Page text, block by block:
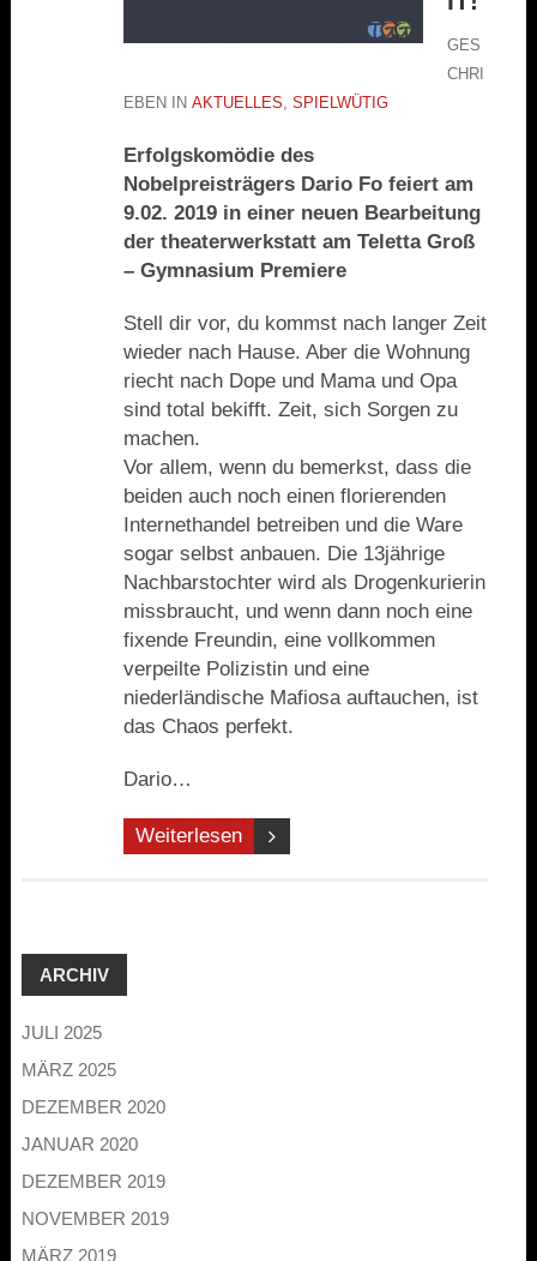
GES
CHRI
EBEN IN AKTUELLES, SPIELWÜTIG
Erfolgskomödie des
Nobelpreisträgers Dario Fo feiert am
9.02. 2019 in einer neuen Bearbeitung
der theaterwerkstatt am Teletta Groß
– Gymnasium Premiere
Stell dir vor, du kommst nach langer Zeit
wieder nach Hause. Aber die Wohnung
riecht nach Dope und Mama und Opa
sind total bekifft. Zeit, sich Sorgen zu
machen.
Vor allem, wenn du bemerkst, dass die
beiden auch noch einen florierenden
Internethandel betreiben und die Ware
sogar selbst anbauen. Die 13jährige
Nachbarstochter wird als Drogenkurierin
missbraucht, und wenn dann noch eine
fixende Freundin, eine vollkommen
verpeilte Polizistin und eine
niederländische Mafiosa auftauchen, ist
das Chaos perfekt.
Dario…
Weiterlesen
ARCHIV
JULI 2025
MÄRZ 2025
DEZEMBER 2020
JANUAR 2020
DEZEMBER 2019
NOVEMBER 2019
MÄRZ 2019